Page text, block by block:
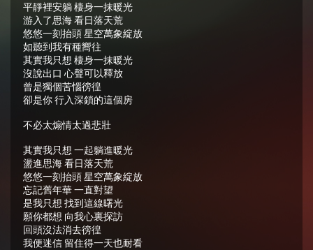
平靜裡安躺 棲身一抹暖光
游入了思海 看日落天荒
悠悠一刻抬頭 星空萬象綻放
如聽到我有種嚮往
其實我只想 棲身一抹暖光
沒說出口 心聲可以釋放
曾是獨個苦惱徬徨
卻是你 行入深鎖的這個房
不必太煽情太過悲壯
其實我只想 一起躺進暖光
盪進思海 看日落天荒
悠悠一刻抬頭 星空萬象綻放
忘記舊年華 一直對望
是我只想 找到這線曙光
願你都想 向我心裏探訪
回頭沒法消去徬徨
我便迷信 留住得一天也耐看